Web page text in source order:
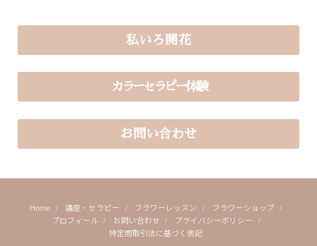
私いろ開花
カラーセラピー体験
お問い合わせ
Home 講座・セラピー フラワーレッスン
フラワーショップ
プロフィール
お問い合わせ
プライバシーポリシー
特定商取引法に基づく表記